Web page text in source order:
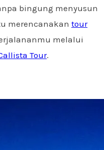
bingung menyusun
merencanakan tour
melalui
Tour.